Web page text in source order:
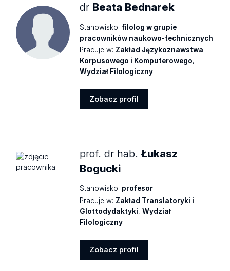
dr Beata Bednarek
Stanowisko: filolog w grupie
pracowników naukowo-technicznych
Pracuje w: Zakład Językoznawstwa
Korpusowego i Komputerowego,
Wydział Filologiczny
Zobacz profil
prof. dr hab.Łukasz
Bogucki
Stanowisko: profesor
Pracuje w: Zakład Translatoryki i
Glottodydaktyki,Wydział
Filologiczny
Zobacz profil